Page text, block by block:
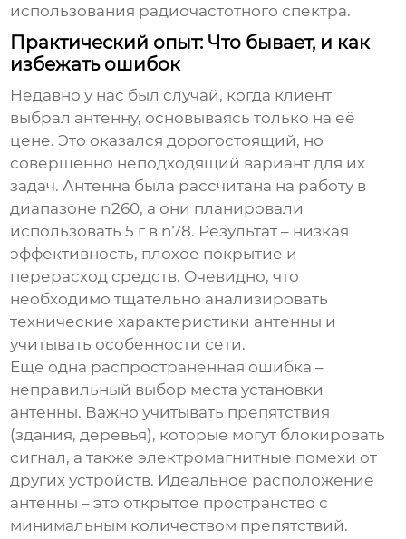
использования радиочастотного спектра.
Практический опыт: Что бывает, и как
избежать ошибок
Недавно у нас был случай, когда клиент
выбрал антенну, основываясь только на её
цене. Это оказался дорогостоящий, но
совершенно неподходящий вариант для их
задач. Антенна была рассчитана на работу в
диапазоне n260, а они планировали
использовать5 г в n78. Результат – низкая
эффективность, плохое покрытие и
перерасход средств. Очевидно, что
необходимо тщательно анализировать
технические характеристики антенны и
учитывать особенности сети.
Еще одна распространенная ошибка –
неправильный выбор места установки
антенны. Важно учитывать препятствия
(здания, деревья), которые могут блокировать
сигнал, а также электромагнитные помехи от
других устройств. Идеальное расположение
антенны – это открытое пространство с
минимальным количеством препятствий.